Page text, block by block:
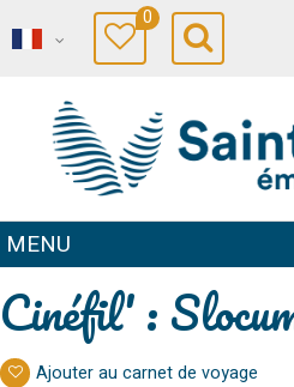
0
MENU
Cinéfil' :
Ajouter au carnet de voyage